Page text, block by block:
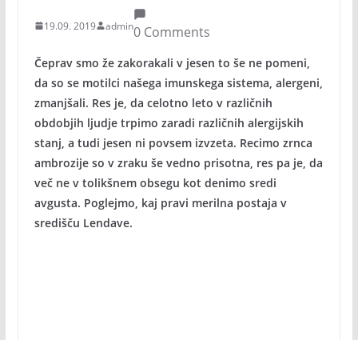
19.09. 2019 admin0 Comments
Čeprav smo že zakorakali v jesen to še ne pomeni,
da so se motilci našega imunskega sistema, alergeni,
zmanjšali. Res je, da celotno leto v različnih
obdobjih ljudje trpimo zaradi različnih alergijskih
stanj, a tudi jesen ni povsem izvzeta. Recimo zrnca
ambrozije so v zraku še vedno prisotna, res pa je, da
več ne v tolikšnem obsegu kot denimo sredi
avgusta. Poglejmo, kaj pravi merilna postaja v
središču Lendave.